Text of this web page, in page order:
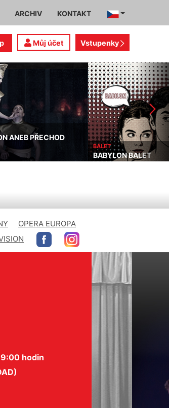
ARCHIV KONTAKT
Můj účet Vstupenky
ANEB PŘECHOD
BALET
BABYLON BALET
OPERA EUROPA
hodin